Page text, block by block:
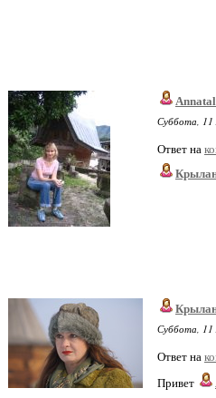
Суббота, 11
Ответ на
Суббота, 11
Ответ на
Привет